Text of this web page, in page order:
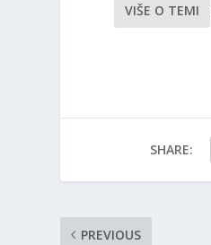
VIŠE O TEMI
SHARE:
PREVIOUS